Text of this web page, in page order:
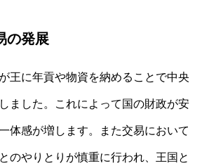
の発展
王に年貢や物資を納めることで中央
ました。これによって国の財政が安
体感が増します。また交易において
のやりとりが慎重に行われ、王国と